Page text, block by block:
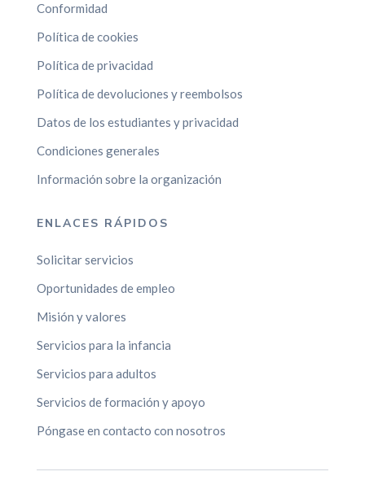
Conformidad
Política de cookies
Política de privacidad
Política de devoluciones y reembolsos
Datos de los estudiantes y privacidad
Condiciones generales
Información sobre la organización
ENLACES RÁPIDOS
Solicitar servicios
Oportunidades de empleo
Misión y valores
Servicios para la infancia
Servicios para adultos
Servicios de formación y apoyo
Póngase en contacto con nosotros